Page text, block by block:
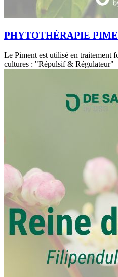
PHYTOTHÉRAPIE
Le Piment est utilisé en traitement
cultures : "Répulsif & Régulateur"